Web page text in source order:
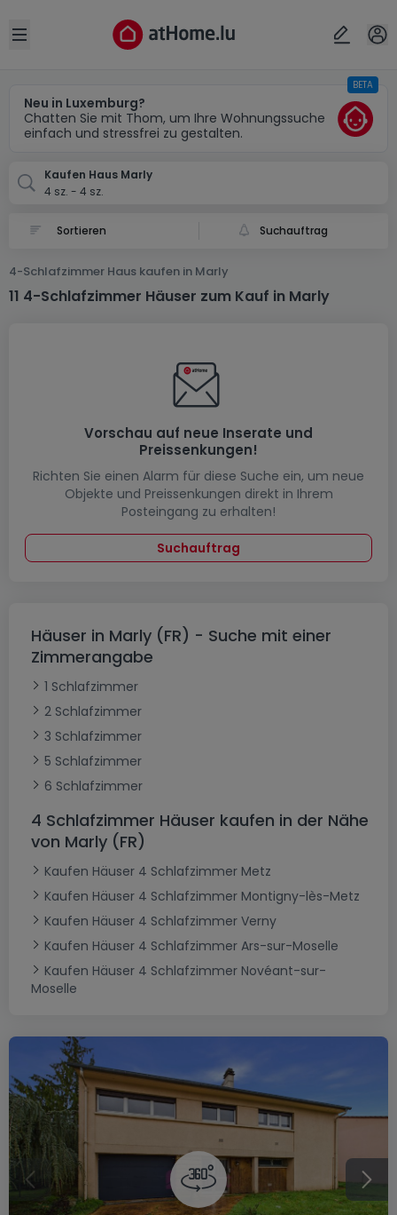
Open sidebar
Neu in Luxemburg?
Chatten Sie mit Thom, um Ihre Wohnungssuche
einfach und stressfrei zu gestalten.
BETA
Kaufen Haus Marly
4 sz. - 4 sz.
Suchauftrag
4-Schlafzimmer Haus kaufen in Marly
11 4-Schlafzimmer Häuser zum Kauf in Marly
Vorschau auf neue Inserate und
Preissenkungen!
Richten Sie einen Alarm für diese Suche ein, um neue
Objekte und Preissenkungen direkt in Ihrem
Posteingang zu erhalten!
Suchauftrag
Häuser in Marly (FR) - Suche mit einer
Zimmerangabe
1 Schlafzimmer
2 Schlafzimmer
3 Schlafzimmer
5 Schlafzimmer
6 Schlafzimmer
4 Schlafzimmer Häuser kaufen in der Nähe
von Marly (FR)
Kaufen Häuser 4 Schlafzimmer Metz
Kaufen Häuser 4 Schlafzimmer Montigny-lès-Metz
Kaufen Häuser 4 Schlafzimmer Verny
Kaufen Häuser 4 Schlafzimmer Ars-sur-Moselle
Kaufen Häuser 4 Schlafzimmer Novéant-sur-
Moselle
Ort
Abbrechen ok